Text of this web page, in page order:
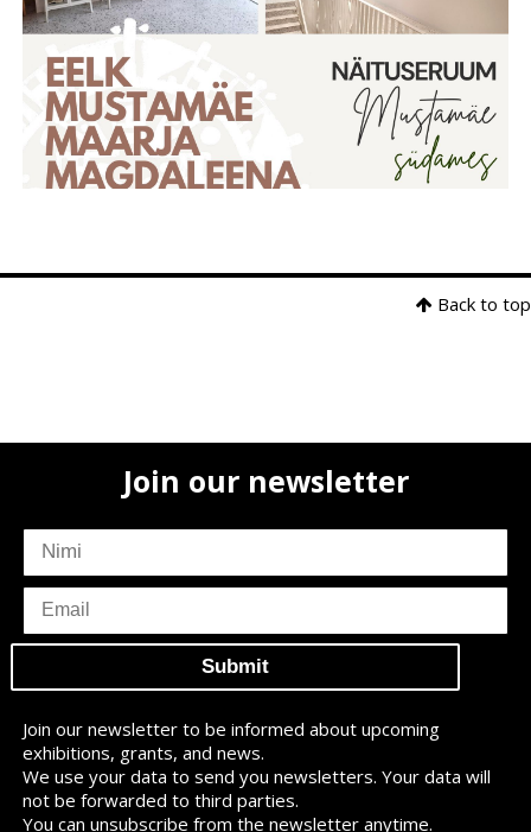
Back to top
Join our newsletter
subscriber
name
subscriber
email
Join our newsletter to be informed about upcoming
exhibitions, grants, and news.
We use your data to send you newsletters. Your data will
not be forwarded to third parties.
You can unsubscribe from the newsletter anytime.